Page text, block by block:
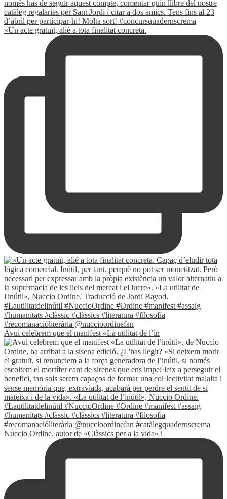
«Un acte gratuït, aliè a tota finalitat concreta.
Avui celebrem que el manifest «La utilitat de l’in
Nuccio Ordine, autor de «Clàssics per a la vida» i